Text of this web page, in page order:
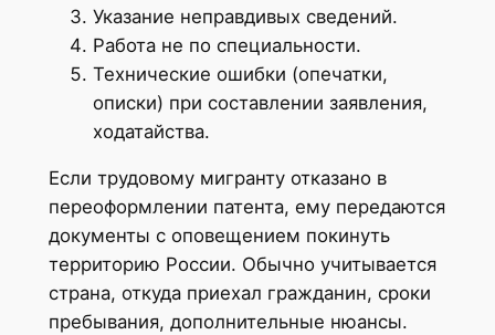
Указание неправдивых сведений.
Работа не по специальности.
Технические ошибки (опечатки,
описки) при составлении заявления,
ходатайства.
Если трудовому мигранту отказано в
переоформлении патента, ему передаются
документы с оповещением покинуть
территорию России. Обычно учитывается
страна, откуда приехал гражданин, сроки
пребывания, дополнительные нюансы.